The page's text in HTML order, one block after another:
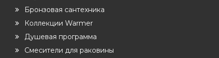
Бронзовая сантехника
Коллекции Warmer
Душевая программа
Смесители для раковины